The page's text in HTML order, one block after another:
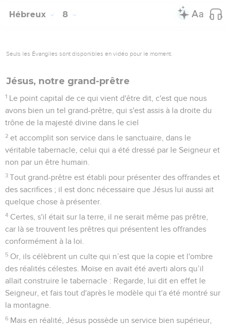
Hébreux 8
Seuls les Évangiles sont disponibles en vidéo pour le moment.
Jésus, notre grand-prêtre
1 Le point capital de ce qui vient d'être dit, c'est que nous
avons bien un tel grand-prêtre, qui s'est assis à la droite du
trône de la majesté divine dans le ciel
2 et accomplit son service dans le sanctuaire, dans le
véritable tabernacle, celui qui a été dressé par le Seigneur et
non par un être humain.
3 Tout grand-prêtre est établi pour présenter des offrandes et
des sacrifices ; il est donc nécessaire que Jésus lui aussi ait
quelque chose à présenter.
4 Certes, s'il était sur la terre, il ne serait même pas prêtre,
car là se trouvent les prêtres qui présentent les offrandes
conformément à la loi.
5 Or, ils célèbrent un culte qui n’est que la copie et l'ombre
des réalités célestes. Moïse en avait été averti alors qu’il
allait construire le tabernacle : Regarde, lui dit en effet le
Seigneur, et fais tout d'après le modèle qui t'a été montré sur
la montagne.
6 Mais en réalité, Jésus possède un service bien supérieur,